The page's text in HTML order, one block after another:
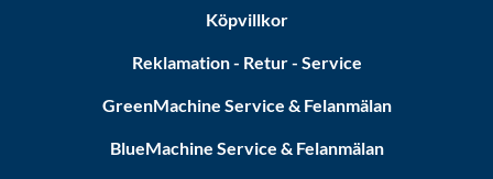
Köpvillkor
Reklamation - Retur - Service
GreenMachine Service & Felanmälan
BlueMachine Service & Felanmälan